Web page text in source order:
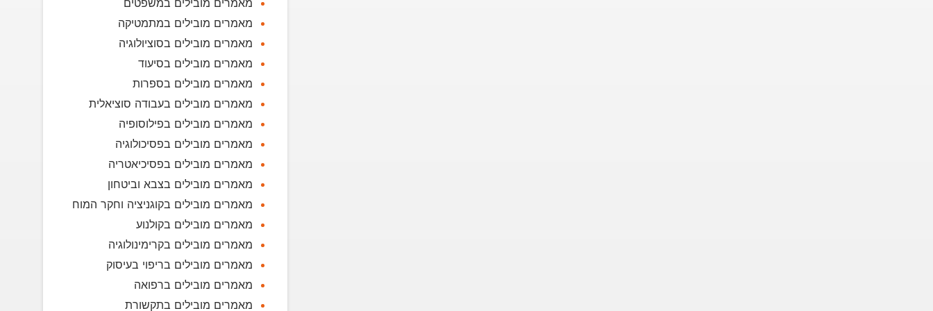
מאמרים מובילים במשפטים
מאמרים מובילים במתמטיקה
מאמרים מובילים בסוציולוגיה
מאמרים מובילים בסיעוד
מאמרים מובילים בספרות
מאמרים מובילים בעבודה סוציאלית
מאמרים מובילים בפילוסופיה
מאמרים מובילים בפסיכולוגיה
מאמרים מובילים בפסיכיאטריה
מאמרים מובילים בצבא וביטחון
מאמרים מובילים בקוגניציה וחקר המוח
מאמרים מובילים בקולנוע
מאמרים מובילים בקרימינולוגיה
מאמרים מובילים בריפוי בעיסוק
מאמרים מובילים ברפואה
מאמרים מובילים בתקשורת